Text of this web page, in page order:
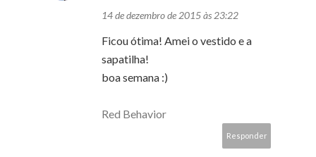
14 de dezembro de 2015 às 23:22
Ficou ótima! Amei o vestido e a
sapatilha!
boa semana :)
Red Behavior
Responder